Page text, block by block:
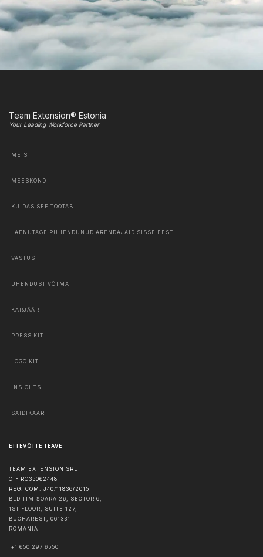
Team Extension® Estonia
Your Leading Workforce Partner
MEIST
MEESKOND
KUIDAS SEE TÖÖTAB
LAENUTAGE PÜHENDUNUD ARENDAJAID SISSE EESTI
VASTUS
ÜHENDUST VÕTMA
KARJÄÄR
PRESS KIT
LOGO KIT
INSIGHTS
SAIDIKAART
ETTEVÕTTE TEAVE
TEAM EXTENSION SRL
CIF RO35062448
REG. COM. J40/11836/2015
BLD TIMIȘOARA 26, SECTOR 6,
1ST FLOOR, SUITE 127,
BUCHAREST, 061331
ROMANIA
+1 650 297 6550